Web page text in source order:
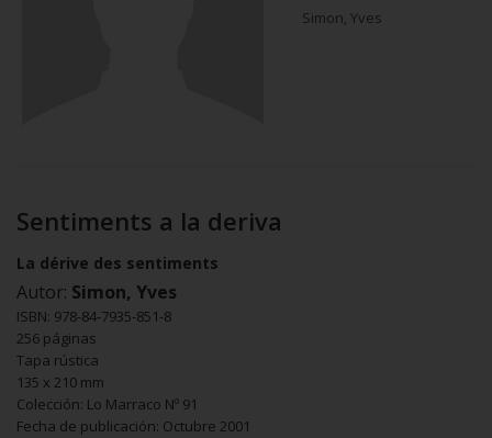
Simon, Yves
Sentiments a la deriva
La dérive des sentiments
Autor: Simon, Yves
ISBN: 978-84-7935-851-8
256 páginas
Tapa rústica
135 x 210 mm
Colección: Lo Marraco Nº 91
Fecha de publicación: Octubre 2001